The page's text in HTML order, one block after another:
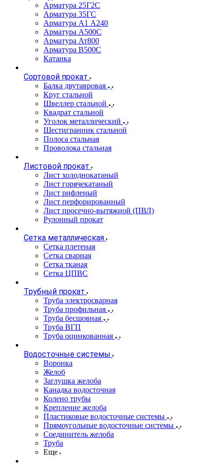
Арматура 25Г2С
Арматура 35ГС
Арматура А1 А240
Арматура А500С
Арматура Ат800
Арматура В500С
Катанка
Сортовой прокат
Балка двутавровая
Круг стальной
Швеллер стальной
Квадрат стальной
Уголок металлический
Шестигранник стальной
Полоса стальная
Проволока стальная
Листовой прокат
Лист холоднокатаный
Лист горячекатаный
Лист рифленый
Лист перфорированный
Лист просечно-вытяжной (ПВЛ)
Рулонный прокат
Сетка металлическая
Сетка плетеная
Сетка сварная
Сетка тканая
Сетка ЦПВС
Трубный прокат
Труба электросварная
Труба профильная
Труба бесшовная
Труба ВГП
Труба оцинкованная
Водосточные системы
Воронка
Желоб
Заглушка желоба
Канадка водосточная
Колено трубы
Крепление желоба
Пластиковые водосточные системы
Прямоугольные водосточные системы
Соединитель желоба
Труба
Еще